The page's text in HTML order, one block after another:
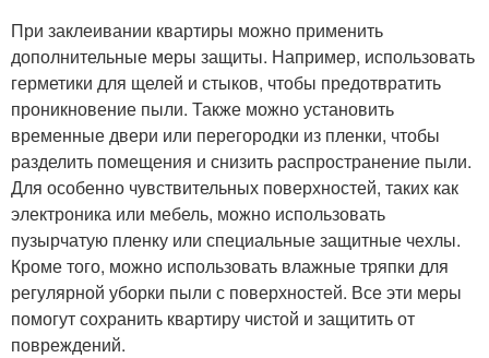
При заклеивании квартиры можно применить
дополнительные меры защиты. Например, использовать
герметики для щелей и стыков, чтобы предотвратить
проникновение пыли. Также можно установить
временные двери или перегородки из пленки, чтобы
разделить помещения и снизить распространение пыли.
Для особенно чувствительных поверхностей, таких как
электроника или мебель, можно использовать
пузырчатую пленку или специальные защитные чехлы.
Кроме того, можно использовать влажные тряпки для
регулярной уборки пыли с поверхностей. Все эти меры
помогут сохранить квартиру чистой и защитить от
повреждений.